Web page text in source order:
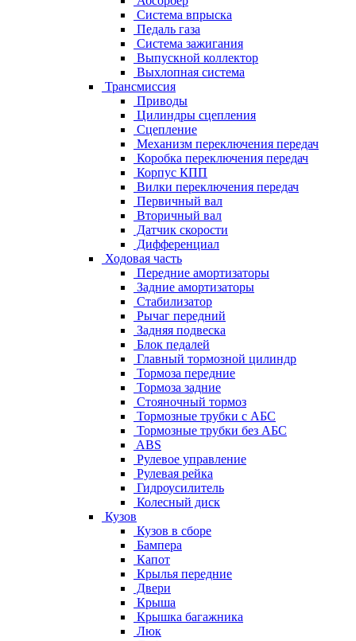
Система впрыска
Педаль газа
Система зажигания
Выпускной коллектор
Выхлопная система
Трансмиссия
Приводы
Цилиндры сцепления
Сцепление
Механизм переключения передач
Коробка переключения передач
Корпус КПП
Вилки переключения передач
Первичный вал
Вторичный вал
Датчик скорости
Дифференциал
Ходовая часть
Передние амортизаторы
Задние амортизаторы
Стабилизатор
Рычаг передний
Задняя подвеска
Блок педалей
Главный тормозной цилиндр
Тормоза передние
Тормоза задние
Стояночный тормоз
Тормозные трубки с АБС
Тормозные трубки без АБС
ABS
Рулевое управление
Рулевая рейка
Гидроусилитель
Колесный диск
Кузов
Кузов в сборе
Бампера
Капот
Крылья передние
Двери
Крыша
Крышка багажника
Люк